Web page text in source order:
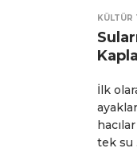
KÜLTÜR
İlk
tek su